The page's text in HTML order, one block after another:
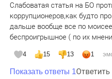
Слабоватая статья на БО
коррупционеров,как будто
дальше вообще все по
беспроигрышное ( по их
4 15 13 1
Показать ответы 1Ответить